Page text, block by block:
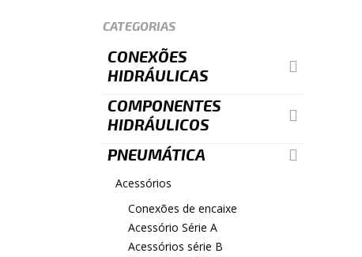
CATEGORIAS
CONEXÕES
HIDRÁULICAS
COMPONENTES
HIDRÁULICOS
PNEUMÁTICA
Acessórios
Conexões de encaixe
Acessório Série A
Acessórios série B